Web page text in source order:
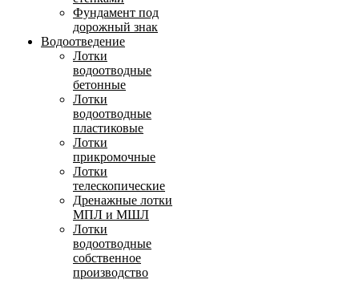
Фундамент под
дорожный знак
Водоотведение
Лотки
водоотводные
бетонные
Лотки
водоотводные
пластиковые
Лотки
прикромочные
Лотки
телескопические
Дренажные лотки
МПЛ и МШЛ
Лотки
водоотводные
собственное
производство